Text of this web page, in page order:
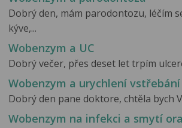
Dobrý den, mám parodontozu, léčím
kýve,...
Wobenzym a UC
Dobrý večer, přes deset let trpím
Wobenzym a urychlení
Dobrý den pane doktore, chtěla bych
Wobenzym na infekci a smytí